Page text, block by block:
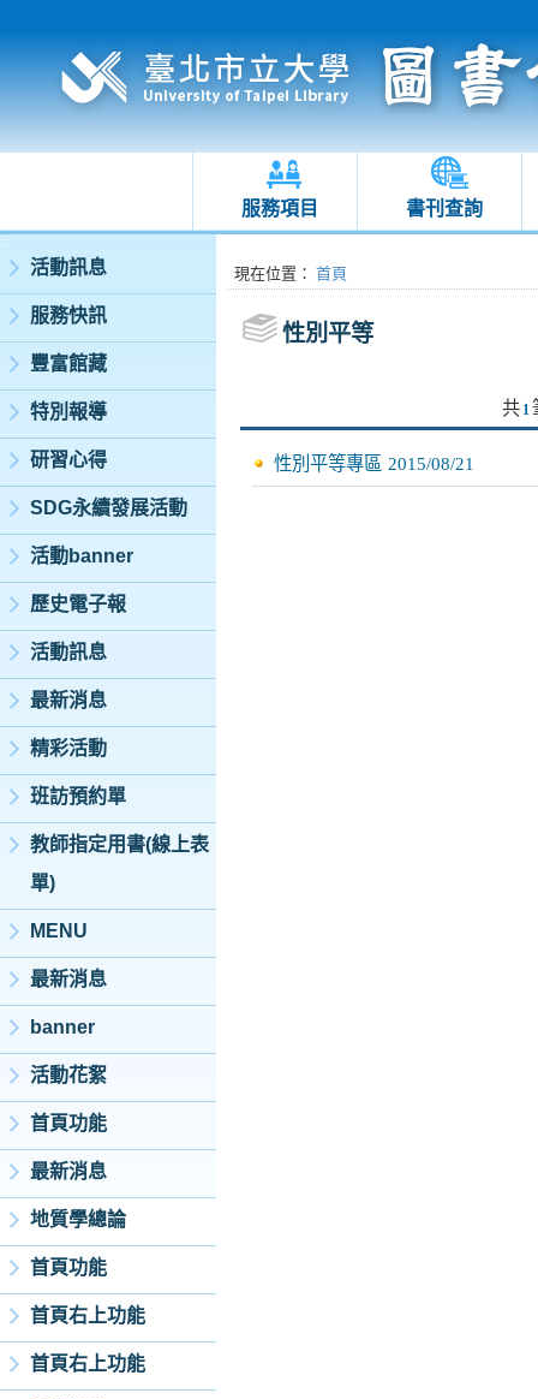
服務項目 書刊查詢
:::
活動訊息
服務快訊
豐富館藏
特別報導
研習心得
SDG永續發展活動
活動banner
歷史電子報
活動訊息
最新消息
精彩活動
班訪預約單
教師指定用書(線上表
單)
MENU
最新消息
banner
活動花絮
首頁功能
最新消息
地質學總論
首頁功能
首頁右上功能
首頁右上功能
:::現在位置 ： 首頁
性別平等
共 1
性別平等專區 2015/08/21